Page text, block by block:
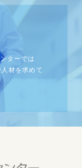
ターでは
材を求めて